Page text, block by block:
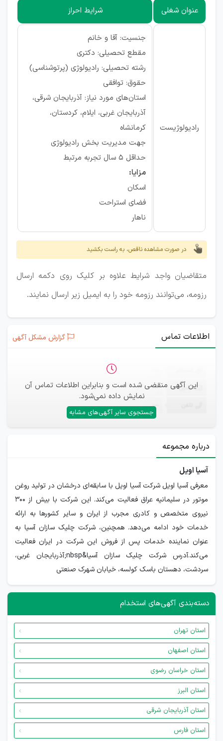
عنوان شغلی شرایط احراز
رادیولوژیست
جنسیت: آقا و خانم
مقطع تحصیلی: دکتری
رشته تحصیلی: رادیولوژی (پرتوشناسی)
حقوق: توافقی
استان‌های مورد نیاز: آذربایجان شرقی،
آذربایجان غربی، ایلام، کردستان،
کرمانشاه
جهت مدیریت بخش رادیولوژی
حداقل ۵ سال تجربه مرتبط
مزایا:
اسکان
فضای استراحت
ناهار
در صورت مشاهده ناقص، به راست بکشید
متقاضیان واجد شرایط علاوه بر کلیک روی دکمه ارسال
رزومه، می‌توانند رزومه خود را به ایمیل زیر ارسال نمایند.
اطلاعات تماس گزارش مشکل آگهی
این آگهی منقضی شده است و بنابراین اطلاعات تماس آن
نمایش داده نمی‌شود.
جستجوی سایر آگهی‌های مشابه
ایمیل —
—
درباره مجموعه
آسیا اویل
معرفی آسیا اویل شرکت آسیا اویل با سابقه‌ای درخشان در تولید روغن
موتور در سلیمانیه عراق فعالیت می‌کند. این شرکت با بیش از ۳۰۰
نیروی متخصص و کادری مجرب از ایران و سایر کشورها به ارائه
خدمات خود ادامه می‌دهد. همچنین، شرکت چلیک سازان آسیا به
عنوان نماینده خدمات پس از فروش این شرکت در ایران فعالیت
می‌کند.آدرس شرکت چلیک سازان آسیا&nbsp;آذربایجان غربی،
سردشت، دهستان باسک کولسه، خیابان شهرک صنعتی
دسته‌بندی آگهی‌های استخدام
استان تهران
استان اصفهان
استان خراسان رضوی
استان البرز
استان آذربایجان شرقی
استان فارس